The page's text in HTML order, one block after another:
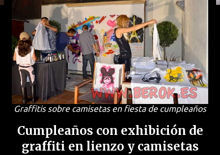
Graffitis sobre camisetas en fiesta de cumpleaños
Cumpleaños con exhibición de
graffiti en lienzo y camisetas